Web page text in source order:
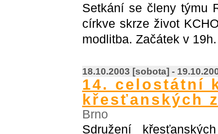
Setkání se členy týmu
církve skrze život
modlitba. Začátek v
18.10.2003 [sobota] -
14. celostátní
křesťanských
Brno
Sdružení